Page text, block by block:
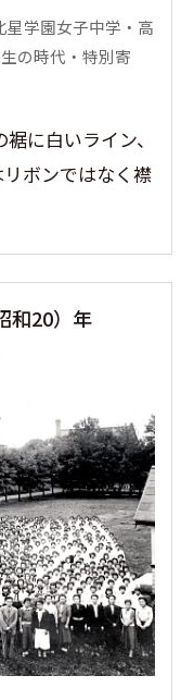
星学園女子中学・高
の時代・特別寄
に白いライン、
ボンではなく襟
和20）年